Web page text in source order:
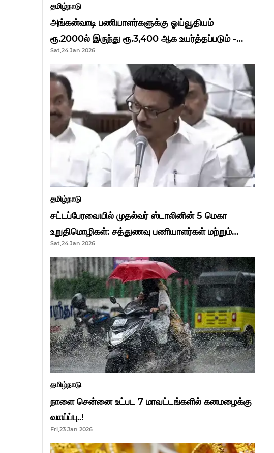
தமிழ்நாடு
அங்கன்வாடி பணியாளர்களுக்கு ஓய்வூதியம்
ரூ.2000ல் இருந்து ரூ.3,400 ஆக உயர்த்தப்படும் -
முதல்வர் மு.க.ஸ்டாலின்..!
Sat,24 Jan 2026
தமிழ்நாடு
சட்டப்பேரவையில் முதல்வர் ஸ்டாலினின் 5 மெகா
உறுதிமொழிகள்: சத்துணவு பணியாளர்கள் மற்றும்
ஆசிரியர்களுக்கு ஜாக்பாட்!
Sat,24 Jan 2026
தமிழ்நாடு
நாளை சென்னை உட்பட 7 மாவட்டங்களில் கனமழைக்கு
வாய்ப்பு..!
Fri,23 Jan 2026